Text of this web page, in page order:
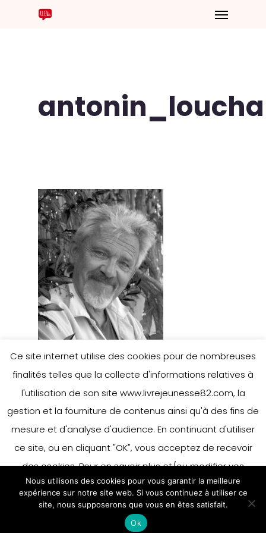
Ce site internet utilise des cookies pour de nombreuses
finalités telles que la collecte d'informations relatives à
l'utilisation de son site www.livrejeunesse82.com, la
gestion et la fourniture de contenus ainsi qu'à des fins de
mesure et d'analyse d'audience. En continuant d'utiliser
ce site, ou en cliquant "OK", vous acceptez de recevoir
des cookies. Pour en savoir plus et/ou modifier vos
préférences en matière de cookies, merci de vous référer
à notre politique sur les cookies.
Accepter
En savoir plus
Nous utilisons des cookies pour vous garantir la meilleure
expérience sur notre site web. Si vous continuez à utiliser ce
site, nous supposerons que vous en êtes satisfait.
Ok